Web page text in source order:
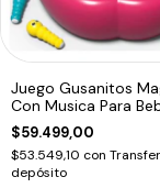
Juego Gusanitos
Con Musica Para
Pesca
$59.499,00
$53.549,10 con
depósito